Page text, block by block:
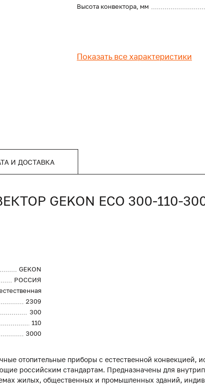
Высота конвектора, мм
Показать все характеристики
И ДОСТАВКА
GEKON ECO 300-110-
GEKON
РОССИЯ
2309
300
110
3000
отопительные приборы с естественной конвекцией,
российским стандартам. Предназначены для
жилых, общественных и промышленных зданий,